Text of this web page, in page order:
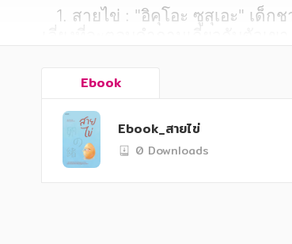
เลี่ยงที่จะตอบคำถามเกี่ยวกับตัวเ
เนื่องจากแม่ของนานาโอะติดคุกแ
คู่ได้ใช้เวลาด้วยกัน ทำให้เกิดคว
น้อง" จะยังคงอยู่ตลอดไป
Ebook
Ebook_สายไข่
0 Downloads